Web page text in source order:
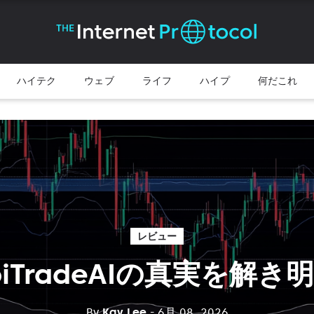
ハイテク ウェブ ライフ ハイプ 何だこれ
レビュー
の真実を解き